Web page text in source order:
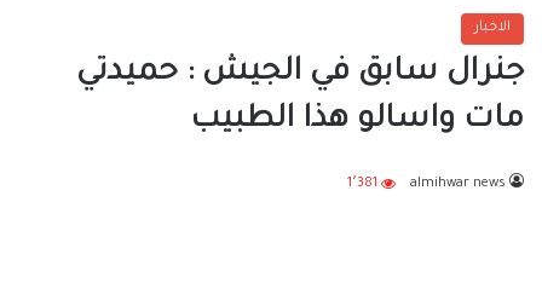
الاخبار
جنرال سابق في الجيش : حميدتي
مات واسالو هذا الطبيب
almihwar news 1٬381